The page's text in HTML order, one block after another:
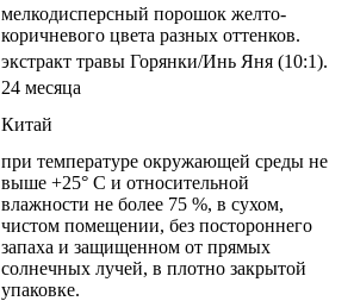
мелкодисперсный порошок желто-
коричневого цвета разных оттенков.
экстракт травы Горянки/Инь Яня (10:1).
24 месяца
Китай
при температуре окружающей среды не
выше +25° С и относительной
влажности не более 75 %, в сухом,
чистом помещении, без постороннего
запаха и защищенном от прямых
солнечных лучей, в плотно закрытой
упаковке.